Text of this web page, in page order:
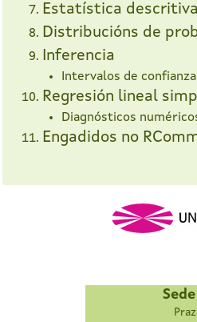
Estatística descritiva
Distribucións de
Inferencia
Intervalos de confianza
Regresión lineal
Diagnósticos
Engadidos no